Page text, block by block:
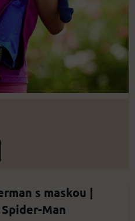
s maskou |
Man